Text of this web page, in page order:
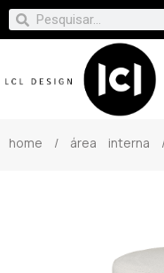
home / área interna